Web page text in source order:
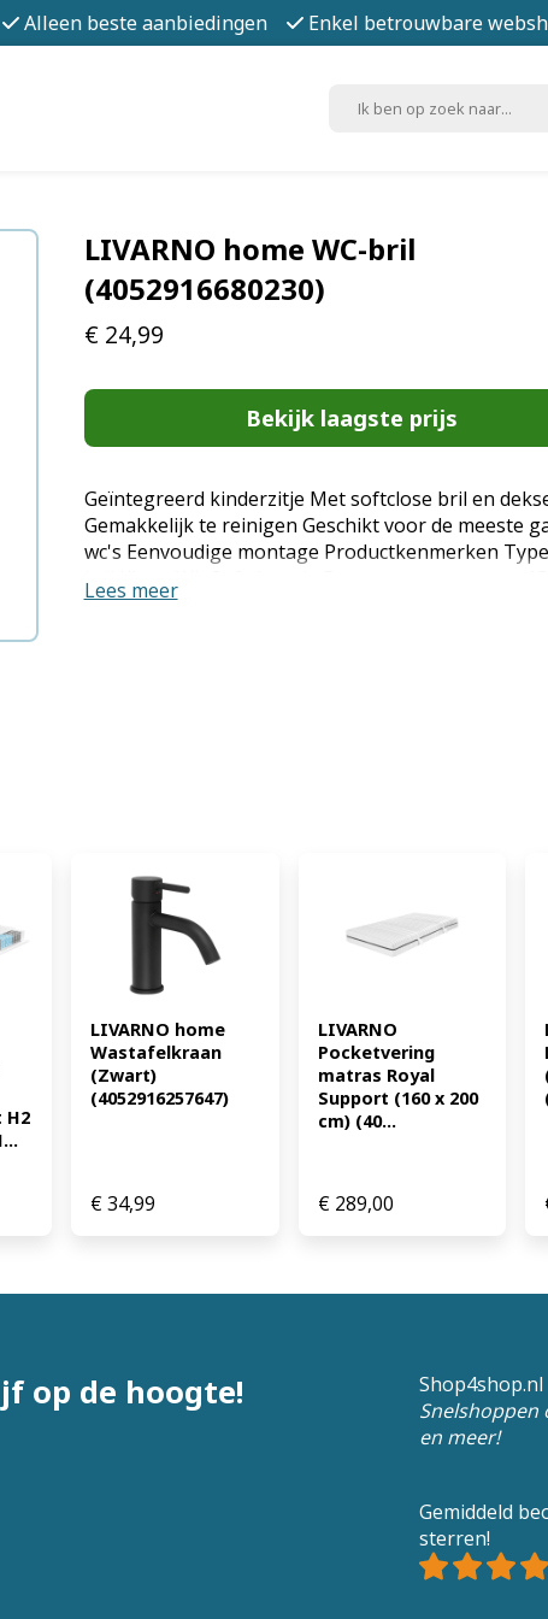
Alleen beste aanbiedingen Enkel betrouwbare
LIVARNO home WC-bril
(4052916680230)
€ 24,99
Bekijk laagste prijs
Geïntegreerd kinderzitje Met softclose bril en
Gemakkelijk te reinigen Geschikt voor de meeste
wc's Eenvoudige montage Productkenmerken
bril Kleur: Wit Softclose: ja Draagvermogen: max.
Afmetingen: WC-deksel: ca. 45,4 x 37,6 cm; WC-bril:
Lees meer
H2
LIVARNO home
Wastafelkraan
(Zwart)
(4052916257647)
€34,99
LIVARNO
Pocketvering
matras Royal
Support (160 x 200
cm) (40...
€289,00
op de hoogte!
Shop4shop.nl
Snelshoppen
en meer!
Gemiddeld
sterren!